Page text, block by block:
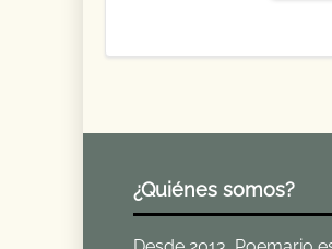
¿Quiénes somos?